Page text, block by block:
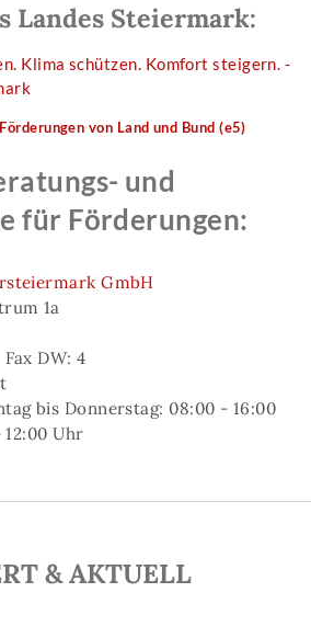
Landes Steiermark:
Klima schützen. Komfort steigern. -
von Land und Bund (e5)
und
für Förderungen:
GmbH
1a
DW: 4
bis Donnerstag: 08:00 - 16:00
Uhr
& AKTUELL